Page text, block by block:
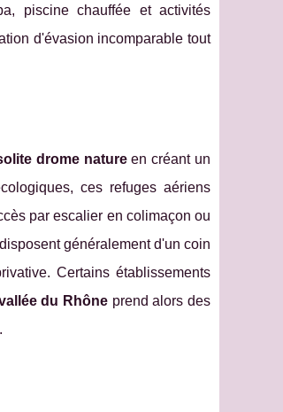
piscine chauffée et activités
d'évasion incomparable tout
drome natureen créant un
ces refuges aériens
par escalier en colimaçon ou
généralement d'un coin
Certains établissements
du Rhône prend alors des